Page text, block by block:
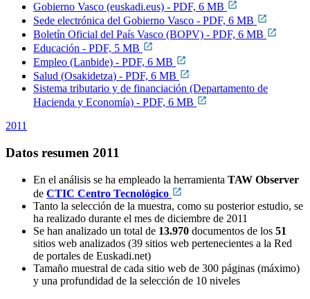
Gobierno Vasco (euskadi.eus) - PDF, 6 MB
Sede electrónica del Gobierno Vasco - PDF, 6 MB
Boletín Oficial del País Vasco (BOPV) - PDF, 6 MB
Educación - PDF, 5 MB
Empleo (Lanbide) - PDF, 6 MB
Salud (Osakidetza) - PDF, 6 MB
Sistema tributario y de financiación (Departamento de
Hacienda y Economía) - PDF, 6 MB
2011
Datos resumen 2011
En el análisis se ha empleado la herramienta TAW Observer
de CTIC Centro Tecnológico
Tanto la selección de la muestra, como su posterior estudio, se
ha realizado durante el mes de diciembre de 2011
Se han analizado un total de 13.970 documentos de los 51
sitios web analizados (39 sitios web pertenecientes a la Red
de portales de Euskadi.net)
Tamaño muestral de cada sitio web de 300 páginas (máximo)
y una profundidad de la selección de 10 niveles